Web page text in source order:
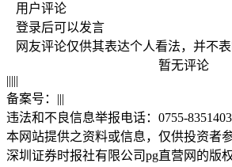
用户评论
登录后可以发言
网友评论仅供其表达个人看法，并不
暂无评论
|||||
备案号： |||
违法和不良信息举报电话：0755-
本网站提供之资料或信息，仅供投资者
深圳证券时报社有限公司pg直营网的版